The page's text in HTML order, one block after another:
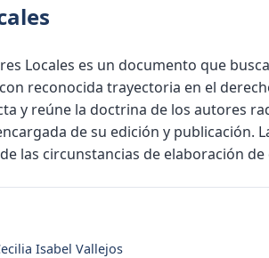
Locales es un documento que
reconocida trayectoria en el
y reúne la doctrina de los autores
de su edición y publicación.
las circunstancias de elaboración de
Isabel Vallejos